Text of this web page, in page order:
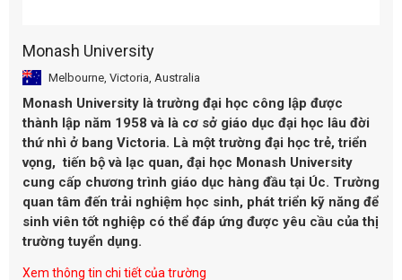
Monash University
Melbourne, Victoria, Australia
Monash University là trường đại học công lập được
thành lập năm 1958 và là cơ sở giáo dục đại học lâu đời
thứ nhì ở bang Victoria. Là một trường đại học trẻ, triển
vọng, tiến bộ và lạc quan, đại học Monash University
cung cấp chương trình giáo dục hàng đầu tại Úc. Trường
quan tâm đến trải nghiệm học sinh, phát triển kỹ năng để
sinh viên tốt nghiệp có thể đáp ứng được yêu cầu của thị
trường tuyển dụng.
Xem thông tin chi tiết của trường